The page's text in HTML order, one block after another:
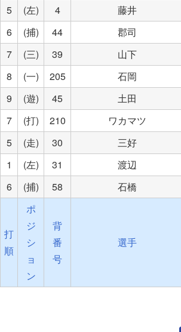
5
(左) 4 藤井
6
(捕) 44 郡司
7
(三) 39 山下
8
(一) 205 石岡
9
(遊) 45 土田
7
(打) 210 ワカマツ
5
(走) 30 三好
1
(左) 31 渡辺
6
(捕) 58 石橋
打
順
ポ
ジ
シ
ョ
ン
背
番
号
選手